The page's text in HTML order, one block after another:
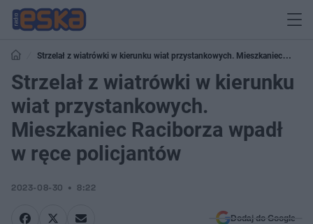
Strzelał z wiatrówki w kierunku wiat przystankowych. Mieszkaniec
Raciborza wpadł w ręce policjantów
Strzelał z wiatrówki w kierunku
wiat przystankowych.
Mieszkaniec Raciborza wpadł
w ręce policjantów
2023-08-30 8:22
Dodaj do Google